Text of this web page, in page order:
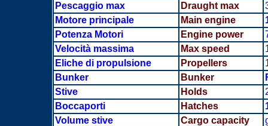
Pescaggio max
Draught max
Motore principale
Main engine
Potenza Motori
Engine power
Velocità massima
Max speed
Eliche di propulsione
Propellers
Bunker
Bunker
Stive
Holds
Boccaporti
Hatches
Volume stive
Cargo capacity